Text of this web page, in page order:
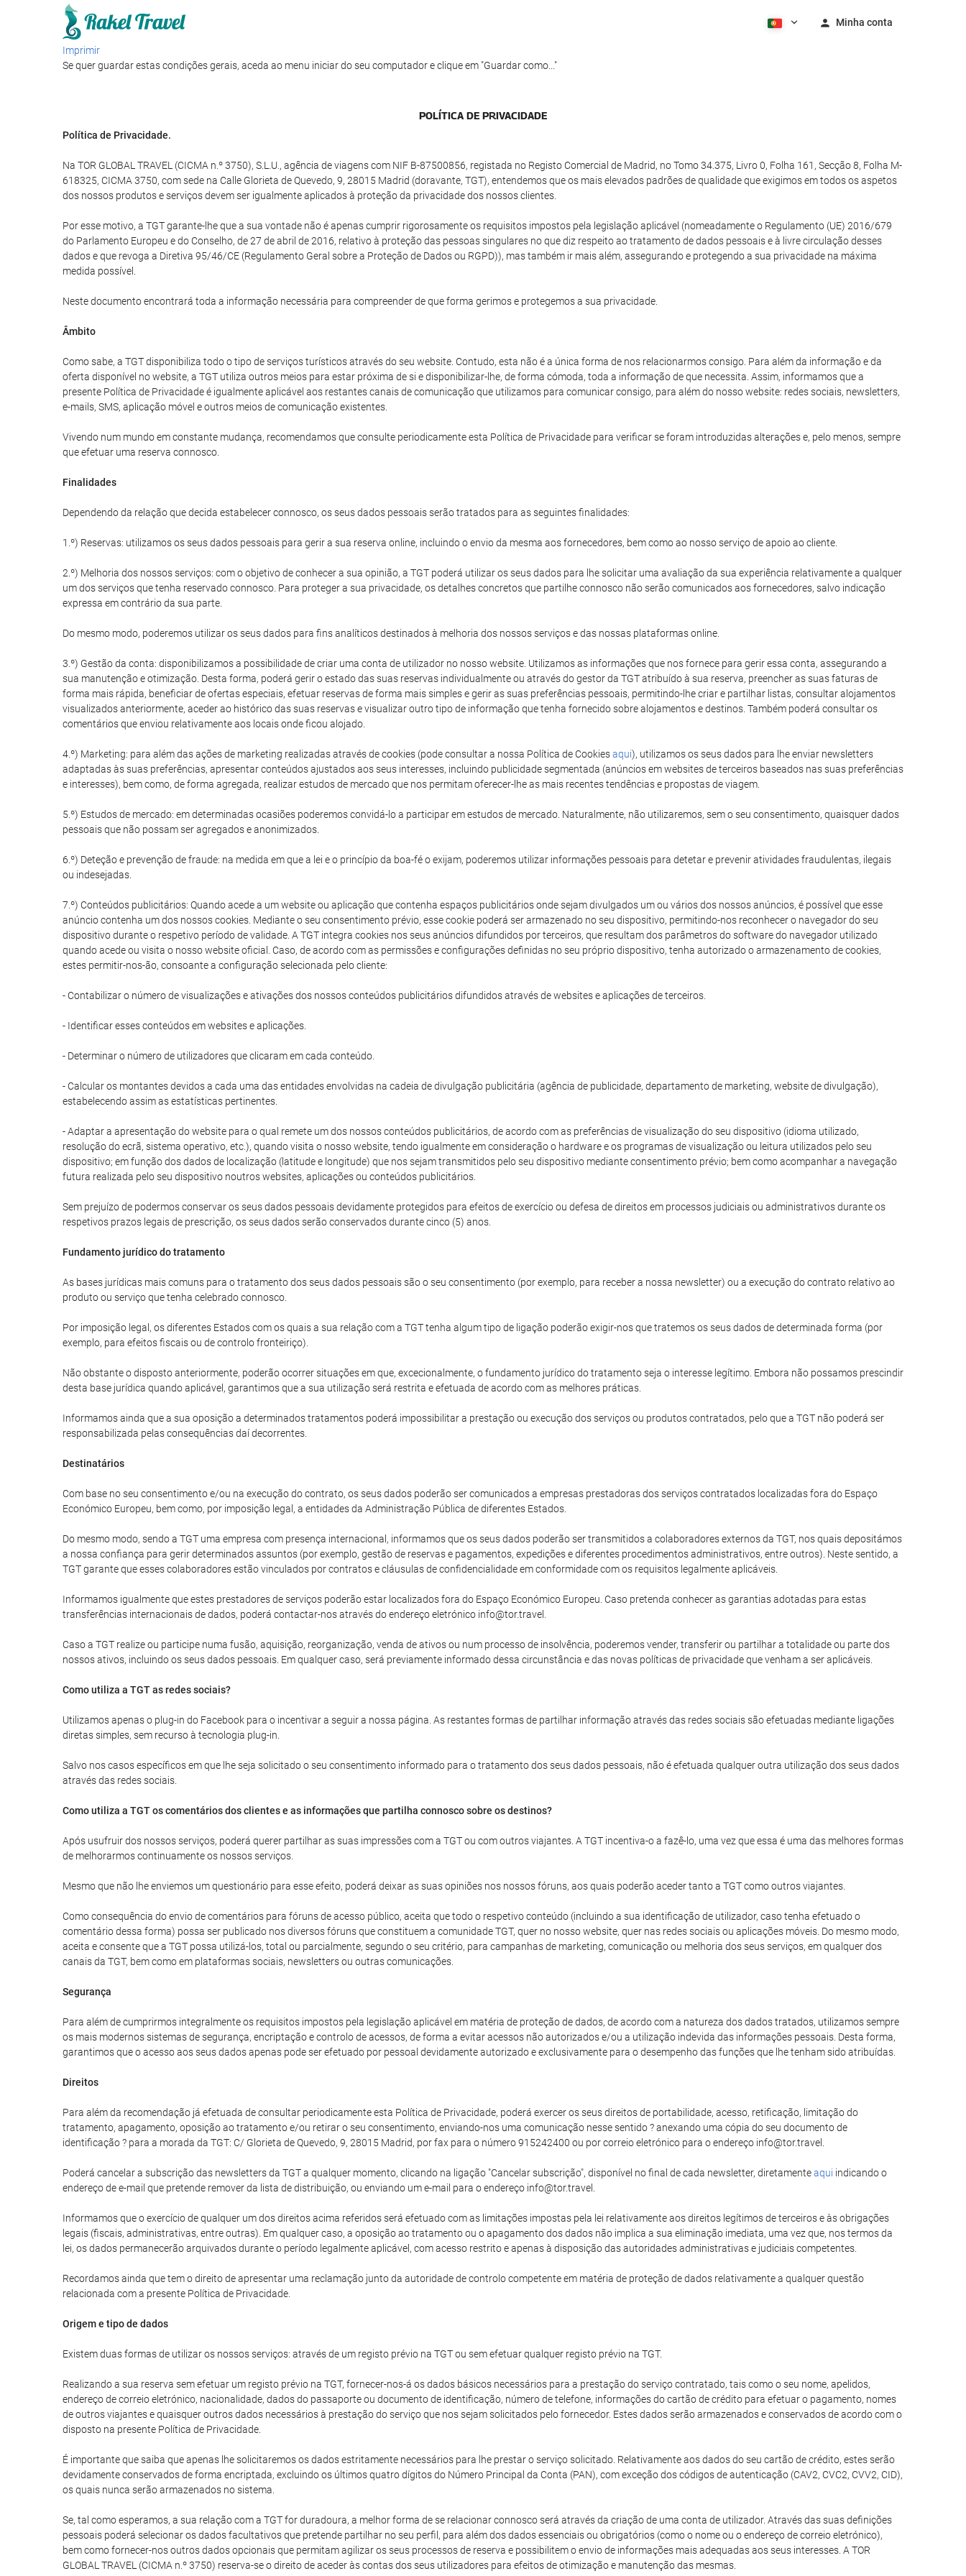
Minha conta
Imprimir
Se quer guardar estas condições gerais, aceda ao menu iniciar do seu computador e clique em "Guardar como..."
POLÍ­TICA DE PRIVACIDADE
Política de Privacidade.
Na TOR GLOBAL TRAVEL (CICMA n.º 3750), S.L.U., agência de viagens com NIF B-87500856, registada no Registo Comercial de Madrid, no Tomo 34.375, Livro 0, Folha 161, Secção 8, Folha M-
618325, CICMA 3750, com sede na Calle Glorieta de Quevedo, 9, 28015 Madrid (doravante, TGT), entendemos que os mais elevados padrões de qualidade que exigimos em todos os aspetos
dos nossos produtos e serviços devem ser igualmente aplicados à proteção da privacidade dos nossos clientes.
Por esse motivo, a TGT garante-lhe que a sua vontade não é apenas cumprir rigorosamente os requisitos impostos pela legislação aplicável (nomeadamente o Regulamento (UE) 2016/679
do Parlamento Europeu e do Conselho, de 27 de abril de 2016, relativo à proteção das pessoas singulares no que diz respeito ao tratamento de dados pessoais e à livre circulação desses
dados e que revoga a Diretiva 95/46/CE (Regulamento Geral sobre a Proteção de Dados ou RGPD)), mas também ir mais além, assegurando e protegendo a sua privacidade na máxima
medida possível.
Neste documento encontrará toda a informação necessária para compreender de que forma gerimos e protegemos a sua privacidade.
Âmbito
Como sabe, a TGT disponibiliza todo o tipo de serviços turísticos através do seu website. Contudo, esta não é a única forma de nos relacionarmos consigo. Para além da informação e da
oferta disponível no website, a TGT utiliza outros meios para estar próxima de si e disponibilizar-lhe, de forma cómoda, toda a informação de que necessita. Assim, informamos que a
presente Política de Privacidade é igualmente aplicável aos restantes canais de comunicação que utilizamos para comunicar consigo, para além do nosso website: redes sociais, newsletters,
e-mails, SMS, aplicação móvel e outros meios de comunicação existentes.
Vivendo num mundo em constante mudança, recomendamos que consulte periodicamente esta Política de Privacidade para verificar se foram introduzidas alterações e, pelo menos, sempre
que efetuar uma reserva connosco.
Finalidades
Dependendo da relação que decida estabelecer connosco, os seus dados pessoais serão tratados para as seguintes finalidades:
1.º) Reservas: utilizamos os seus dados pessoais para gerir a sua reserva online, incluindo o envio da mesma aos fornecedores, bem como ao nosso serviço de apoio ao cliente.
2.º) Melhoria dos nossos serviços: com o objetivo de conhecer a sua opinião, a TGT poderá utilizar os seus dados para lhe solicitar uma avaliação da sua experiência relativamente a qualquer
um dos serviços que tenha reservado connosco. Para proteger a sua privacidade, os detalhes concretos que partilhe connosco não serão comunicados aos fornecedores, salvo indicação
expressa em contrário da sua parte.
Do mesmo modo, poderemos utilizar os seus dados para fins analíticos destinados à melhoria dos nossos serviços e das nossas plataformas online.
3.º) Gestão da conta: disponibilizamos a possibilidade de criar uma conta de utilizador no nosso website. Utilizamos as informações que nos fornece para gerir essa conta, assegurando a
sua manutenção e otimização. Desta forma, poderá gerir o estado das suas reservas individualmente ou através do gestor da TGT atribuído à sua reserva, preencher as suas faturas de
forma mais rápida, beneficiar de ofertas especiais, efetuar reservas de forma mais simples e gerir as suas preferências pessoais, permitindo-lhe criar e partilhar listas, consultar alojamentos
visualizados anteriormente, aceder ao histórico das suas reservas e visualizar outro tipo de informação que tenha fornecido sobre alojamentos e destinos. Também poderá consultar os
comentários que enviou relativamente aos locais onde ficou alojado.
4.º) Marketing: para além das ações de marketing realizadas através de cookies (pode consultar a nossa Política de Cookiesaqui), utilizamos os seus dados para lhe enviar newsletters
adaptadas às suas preferências, apresentar conteúdos ajustados aos seus interesses, incluindo publicidade segmentada (anúncios em websites de terceiros baseados nas suas preferências
e interesses), bem como, de forma agregada, realizar estudos de mercado que nos permitam oferecer-lhe as mais recentes tendências e propostas de viagem.
5.º) Estudos de mercado: em determinadas ocasiões poderemos convidá-lo a participar em estudos de mercado. Naturalmente, não utilizaremos, sem o seu consentimento, quaisquer dados
pessoais que não possam ser agregados e anonimizados.
6.º) Deteção e prevenção de fraude: na medida em que a lei e o princípio da boa-fé o exijam, poderemos utilizar informações pessoais para detetar e prevenir atividades fraudulentas, ilegais
ou indesejadas.
7.º) Conteúdos publicitários: Quando acede a um website ou aplicação que contenha espaços publicitários onde sejam divulgados um ou vários dos nossos anúncios, é possível que esse
anúncio contenha um dos nossos cookies. Mediante o seu consentimento prévio, esse cookie poderá ser armazenado no seu dispositivo, permitindo-nos reconhecer o navegador do seu
dispositivo durante o respetivo período de validade. A TGT integra cookies nos seus anúncios difundidos por terceiros, que resultam dos parâmetros do software do navegador utilizado
quando acede ou visita o nosso website oficial. Caso, de acordo com as permissões e configurações definidas no seu próprio dispositivo, tenha autorizado o armazenamento de cookies,
estes permitir-nos-ão, consoante a configuração selecionada pelo cliente:
- Contabilizar o número de visualizações e ativações dos nossos conteúdos publicitários difundidos através de websites e aplicações de terceiros.
- Identificar esses conteúdos em websites e aplicações.
- Determinar o número de utilizadores que clicaram em cada conteúdo.
- Calcular os montantes devidos a cada uma das entidades envolvidas na cadeia de divulgação publicitária (agência de publicidade, departamento de marketing, website de divulgação),
estabelecendo assim as estatísticas pertinentes.
- Adaptar a apresentação do website para o qual remete um dos nossos conteúdos publicitários, de acordo com as preferências de visualização do seu dispositivo (idioma utilizado,
resolução do ecrã, sistema operativo, etc.), quando visita o nosso website, tendo igualmente em consideração o hardware e os programas de visualização ou leitura utilizados pelo seu
dispositivo; em função dos dados de localização (latitude e longitude) que nos sejam transmitidos pelo seu dispositivo mediante consentimento prévio; bem como acompanhar a navegação
futura realizada pelo seu dispositivo noutros websites, aplicações ou conteúdos publicitários.
Sem prejuízo de podermos conservar os seus dados pessoais devidamente protegidos para efeitos de exercício ou defesa de direitos em processos judiciais ou administrativos durante os
respetivos prazos legais de prescrição, os seus dados serão conservados durante cinco (5) anos.
Fundamento jurídico do tratamento
As bases jurídicas mais comuns para o tratamento dos seus dados pessoais são o seu consentimento (por exemplo, para receber a nossa newsletter) ou a execução do contrato relativo ao
produto ou serviço que tenha celebrado connosco.
Por imposição legal, os diferentes Estados com os quais a sua relação com a TGT tenha algum tipo de ligação poderão exigir-nos que tratemos os seus dados de determinada forma (por
exemplo, para efeitos fiscais ou de controlo fronteiriço).
Não obstante o disposto anteriormente, poderão ocorrer situações em que, excecionalmente, o fundamento jurídico do tratamento seja o interesse legítimo. Embora não possamos prescindir
desta base jurídica quando aplicável, garantimos que a sua utilização será restrita e efetuada de acordo com as melhores práticas.
Informamos ainda que a sua oposição a determinados tratamentos poderá impossibilitar a prestação ou execução dos serviços ou produtos contratados, pelo que a TGT não poderá ser
responsabilizada pelas consequências daí decorrentes.
Destinatários
Com base no seu consentimento e/ou na execução do contrato, os seus dados poderão ser comunicados a empresas prestadoras dos serviços contratados localizadas fora do Espaço
Económico Europeu, bem como, por imposição legal, a entidades da Administração Pública de diferentes Estados.
Do mesmo modo, sendo a TGT uma empresa com presença internacional, informamos que os seus dados poderão ser transmitidos a colaboradores externos da TGT, nos quais depositámos
a nossa confiança para gerir determinados assuntos (por exemplo, gestão de reservas e pagamentos, expedições e diferentes procedimentos administrativos, entre outros). Neste sentido, a
TGT garante que esses colaboradores estão vinculados por contratos e cláusulas de confidencialidade em conformidade com os requisitos legalmente aplicáveis.
Informamos igualmente que estes prestadores de serviços poderão estar localizados fora do Espaço Económico Europeu. Caso pretenda conhecer as garantias adotadas para estas
transferências internacionais de dados, poderá contactar-nos através do endereço eletrónico info@tor.travel.
Caso a TGT realize ou participe numa fusão, aquisição, reorganização, venda de ativos ou num processo de insolvência, poderemos vender, transferir ou partilhar a totalidade ou parte dos
nossos ativos, incluindo os seus dados pessoais. Em qualquer caso, será previamente informado dessa circunstância e das novas políticas de privacidade que venham a ser aplicáveis.
Como utiliza a TGT as redes sociais?
Utilizamos apenas o plug-in do Facebook para o incentivar a seguir a nossa página. As restantes formas de partilhar informação através das redes sociais são efetuadas mediante ligações
diretas simples, sem recurso à tecnologia plug-in.
Salvo nos casos específicos em que lhe seja solicitado o seu consentimento informado para o tratamento dos seus dados pessoais, não é efetuada qualquer outra utilização dos seus dados
através das redes sociais.
Como utiliza a TGT os comentários dos clientes e as informações que partilha connosco sobre os destinos?
Após usufruir dos nossos serviços, poderá querer partilhar as suas impressões com a TGT ou com outros viajantes. A TGT incentiva-o a fazê-lo, uma vez que essa é uma das melhores formas
de melhorarmos continuamente os nossos serviços.
Mesmo que não lhe enviemos um questionário para esse efeito, poderá deixar as suas opiniões nos nossos fóruns, aos quais poderão aceder tanto a TGT como outros viajantes.
Como consequência do envio de comentários para fóruns de acesso público, aceita que todo o respetivo conteúdo (incluindo a sua identificação de utilizador, caso tenha efetuado o
comentário dessa forma) possa ser publicado nos diversos fóruns que constituem a comunidade TGT, quer no nosso website, quer nas redes sociais ou aplicações móveis. Do mesmo modo,
aceita e consente que a TGT possa utilizá-los, total ou parcialmente, segundo o seu critério, para campanhas de marketing, comunicação ou melhoria dos seus serviços, em qualquer dos
canais da TGT, bem como em plataformas sociais, newsletters ou outras comunicações.
Segurança
Para além de cumprirmos integralmente os requisitos impostos pela legislação aplicável em matéria de proteção de dados, de acordo com a natureza dos dados tratados, utilizamos sempre
os mais modernos sistemas de segurança, encriptação e controlo de acessos, de forma a evitar acessos não autorizados e/ou a utilização indevida das informações pessoais. Desta forma,
garantimos que o acesso aos seus dados apenas pode ser efetuado por pessoal devidamente autorizado e exclusivamente para o desempenho das funções que lhe tenham sido atribuídas.
Direitos
Para além da recomendação já efetuada de consultar periodicamente esta Política de Privacidade, poderá exercer os seus direitos de portabilidade, acesso, retificação, limitação do
tratamento, apagamento, oposição ao tratamento e/ou retirar o seu consentimento, enviando-nos uma comunicação nesse sentido ? anexando uma cópia do seu documento de
identificação ? para a morada da TGT: C/ Glorieta de Quevedo, 9, 28015 Madrid, por fax para o número 915242400 ou por correio eletrónico para o endereço info@tor.travel.
Poderá cancelar a subscrição das newsletters da TGT a qualquer momento, clicando na ligação "Cancelar subscrição", disponível no final de cada newsletter, diretamenteaqui indicando o
endereço de e-mail que pretende remover da lista de distribuição, ou enviando um e-mail para o endereço info@tor.travel.
Informamos que o exercício de qualquer um dos direitos acima referidos será efetuado com as limitações impostas pela lei relativamente aos direitos legítimos de terceiros e às obrigações
legais (fiscais, administrativas, entre outras). Em qualquer caso, a oposição ao tratamento ou o apagamento dos dados não implica a sua eliminação imediata, uma vez que, nos termos da
lei, os dados permanecerão arquivados durante o período legalmente aplicável, com acesso restrito e apenas à disposição das autoridades administrativas e judiciais competentes.
Recordamos ainda que tem o direito de apresentar uma reclamação junto da autoridade de controlo competente em matéria de proteção de dados relativamente a qualquer questão
relacionada com a presente Política de Privacidade.
Origem e tipo de dados
Existem duas formas de utilizar os nossos serviços: através de um registo prévio na TGT ou sem efetuar qualquer registo prévio na TGT.
Realizando a sua reserva sem efetuar um registo prévio na TGT, fornecer-nos-á os dados básicos necessários para a prestação do serviço contratado, tais como o seu nome, apelidos,
endereço de correio eletrónico, nacionalidade, dados do passaporte ou documento de identificação, número de telefone, informações do cartão de crédito para efetuar o pagamento, nomes
de outros viajantes e quaisquer outros dados necessários à prestação do serviço que nos sejam solicitados pelo fornecedor. Estes dados serão armazenados e conservados de acordo com o
disposto na presente Política de Privacidade.
É importante que saiba que apenas lhe solicitaremos os dados estritamente necessários para lhe prestar o serviço solicitado. Relativamente aos dados do seu cartão de crédito, estes serão
devidamente conservados de forma encriptada, excluindo os últimos quatro dígitos do Número Principal da Conta (PAN), com exceção dos códigos de autenticação (CAV2, CVC2, CVV2, CID),
os quais nunca serão armazenados no sistema.
Se, tal como esperamos, a sua relação com a TGT for duradoura, a melhor forma de se relacionar connosco será através da criação de uma conta de utilizador. Através das suas definições
pessoais poderá selecionar os dados facultativos que pretende partilhar no seu perfil, para além dos dados essenciais ou obrigatórios (como o nome ou o endereço de correio eletrónico),
bem como fornecer-nos outros dados opcionais que permitam agilizar os seus processos de reserva e possibilitem o envio de informações mais adequadas aos seus interesses. A TOR
GLOBAL TRAVEL (CICMA n.º 3750) reserva-se o direito de aceder às contas dos seus utilizadores para efeitos de otimização e manutenção das mesmas.